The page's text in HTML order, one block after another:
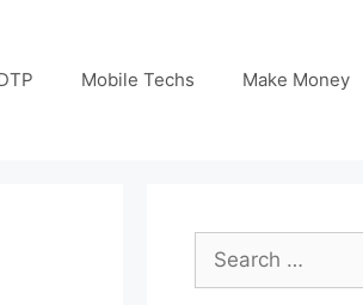
Mobile Techs Make Money
Search
for: